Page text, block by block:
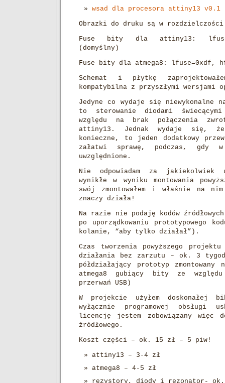
wsad dla procesora attiny13 v0.1
Obrazki do druku są w
Fuse bity dla attiny13:
(domyślny)
Fuse bity dla atmega8: lfuse=0xdf,
Schemat i płytkę
kompatybilna z przyszłymi wersjami
Jedyne co wydaje się niewykonalne
to sterowanie diodami
względu na brak połączenia
attiny13. Jednak wydaje się,
konieczne, to jeden dodatkowy
załatwi sprawę, podczas, gdy
uwzględnione.
Nie odpowiadam za jakiekolwiek
wynikłe w wyniku montowania
swój zmontowałem i właśnie na
znaczy działa!
Na razie nie podaję kodów
po uporządkowaniu prototypowego
kolanie, “aby tylko działał”).
Czas tworzenia powyższego
działania bez zarzutu – ok. 3
półdziałający prototyp zmontowany
atmega8 gubiący bity ze względu
przerwań USB)
W projekcie użyłem doskonałej
wyłącznie programowej obsługi
licencję jestem zobowiązany więc
źródłowego.
Koszt części – ok. 15 zł – 5 piw!
attiny13 – 3-4 zł
atmega8 – 4-5 zł
rezystory, diody i rezonator-